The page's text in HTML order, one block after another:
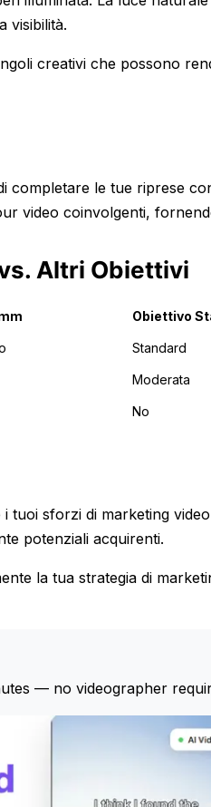
visibilità.
creativi che possono
completare le tue riprese
video coinvolgenti,
Altri Obiettivi
Obiettivo
Standard
Moderata
No
tuoi sforzi di marketing
potenziali acquirenti.
la tua strategia di
— no videographer